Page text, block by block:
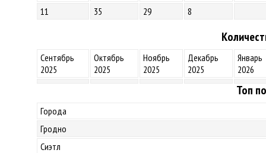
11
35 29 8
Сентябрь
2025
Октябрь
2025
Ноябрь
2025
Декабрь
2025
Январь
2026
Топ
Города
Гродно
Сиэтл